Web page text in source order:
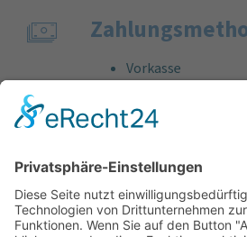
Vorkasse
Bankeinzug
Kreditkarte (VISA &
Support
Kostenlose Beratung vor